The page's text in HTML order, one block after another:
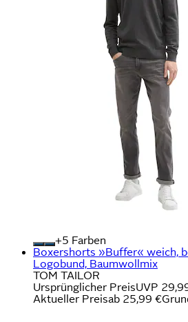
+
Farben
Boxershorts »Buffer« weich,
Logobund, Baumwollmix
TOM TAILOR
Ursprünglicher PreisUVP
Aktueller Preisab 25,99 €